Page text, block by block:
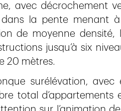
avec décrochement
la pente menant
de moyenne densité,
jusqu’à six
20 mètres.
surélévation, avec
total d’appartements